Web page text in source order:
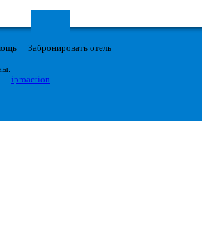
Забронировать отель
iproaction